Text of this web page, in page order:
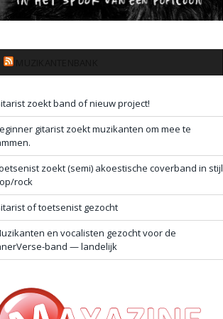
zoekt band of nieuw project!
gitarist zoekt muzikanten om mee te
zoekt (semi) akoestische coverband in stijl
rock
of toetsenist gezocht
en vocalisten gezocht voor de
band — landelijk